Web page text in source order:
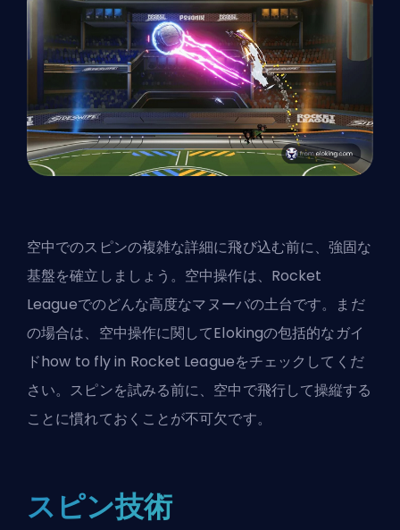
空中でのスピンの複雑な詳細に飛び込む前に、強固な
基盤を確立しましょう。空中操作は、Rocket
Leagueでのどんな高度なマヌーバの土台です。まだ
の場合は、空中操作に関してElokingの包括的なガイ
ドhow to fly in Rocket Leagueをチェックしてくだ
さい。スピンを試みる前に、空中で飛行して操縦する
ことに慣れておくことが不可欠です。
スピン技術